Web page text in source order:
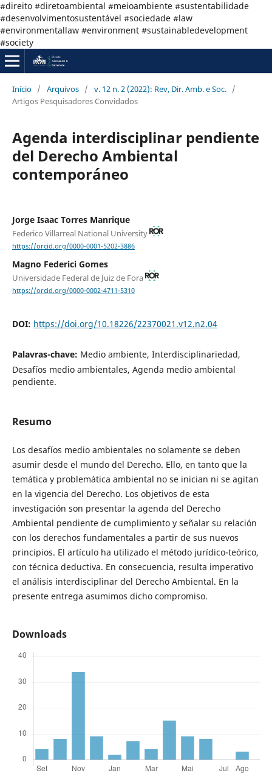
#direito #diretoambiental #meioambiente #sustentabilidade
#desenvolvimentosustentável #sociedade #law
#environmentallaw #environment #sustainabledevelopment
#society
Início / Arquivos / v. 12 n. 2 (2022): Rev, Dir. Amb. e Soc. /
Artigos Pesquisadores Convidados
Agenda interdisciplinar pendiente
del Derecho Ambiental
contemporáneo
Jorge Isaac Torres Manrique
Federico Villarreal National University
https://orcid.org/0000-0001-5202-3886
Magno Federici Gomes
Universidade Federal de Juiz de Fora
https://orcid.org/0000-0002-4711-5310
DOI: https://doi.org/10.18226/22370021.v12.n2.04
Palavras-chave: Medio ambiente, Interdisciplinariedad,
Desafíos medio ambientales, Agenda medio ambiental
pendiente.
Resumo
Los desafíos medio ambientales no solamente se deben
asumir desde el mundo del Derecho. Ello, en tanto que la
temática y problemática ambiental no se inician ni se agitan
en la vigencia del Derecho. Los objetivos de esta
investigación son presentar la agenda del Derecho
Ambiental pendiente de cumplimiento y señalar su relación
con los derechos fundamentales a partir de sus nuevos
principios. El artículo ha utilizado el método jurídico-teórico,
con técnica deductiva. En consecuencia, resulta imperativo
el análisis interdisciplinar del Derecho Ambiental. En la
presente entrega asumimos dicho compromiso.
Downloads